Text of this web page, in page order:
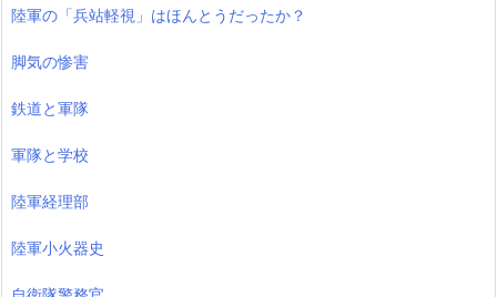
陸軍の「兵站軽視」はほんとうだったか？
脚気の惨害
鉄道と軍隊
軍隊と学校
陸軍経理部
陸軍小火器史